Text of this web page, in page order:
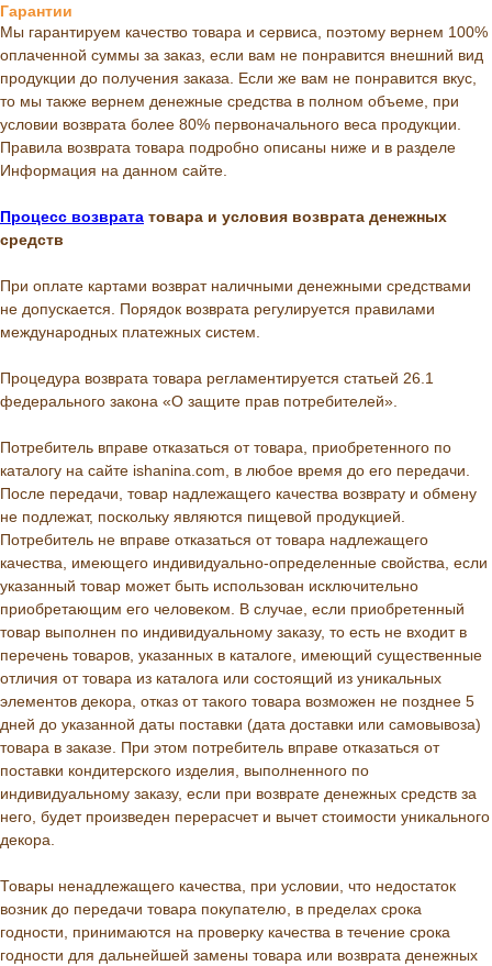
Гарантии
Мы гарантируем качество товара и сервиса, поэтому вернем 100%
оплаченной суммы за заказ, если вам не понравится внешний вид
продукции до получения заказа. Если же вам не понравится вкус,
то мы также вернем денежные средства в полном объеме, при
условии возврата более 80% первоначального веса продукции.
Правила возврата товара подробно описаны ниже и в разделе
Информация на данном сайте.
Процесс возврата товара и условия возврата денежных
средств
При оплате картами возврат наличными денежными средствами
не допускается. Порядок возврата регулируется правилами
международных платежных систем.
Процедура возврата товара регламентируется статьей 26.1
федерального закона «О защите прав потребителей».
Потребитель вправе отказаться от товара, приобретенного по
каталогу на сайте ishanina.com, в любое время до его передачи.
После передачи, товар надлежащего качества возврату и обмену
не подлежат, поскольку являются пищевой продукцией.
Потребитель не вправе отказаться от товара надлежащего
качества, имеющего индивидуально-определенные свойства, если
указанный товар может быть использован исключительно
приобретающим его человеком. В случае, если приобретенный
товар выполнен по индивидуальному заказу, то есть не входит в
перечень товаров, указанных в каталоге, имеющий существенные
отличия от товара из каталога или состоящий из уникальных
элементов декора, отказ от такого товара возможен не позднее 5
дней до указанной даты поставки (дата доставки или самовывоза)
товара в заказе. При этом потребитель вправе отказаться от
поставки кондитерского изделия, выполненного по
индивидуальному заказу, если при возврате денежных средств за
него, будет произведен перерасчет и вычет стоимости уникального
декора.
Товары ненадлежащего качества, при условии, что недостаток
возник до передачи товара покупателю, в пределах срока
годности, принимаются на проверку качества в течение срока
годности для дальнейшей замены товара или возврата денежных